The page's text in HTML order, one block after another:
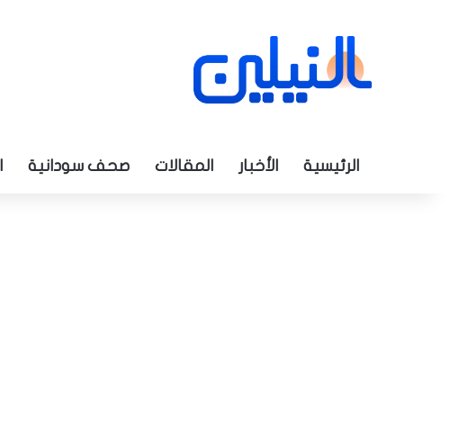
الرئيسية الأخبار المقالات صحف سودانية